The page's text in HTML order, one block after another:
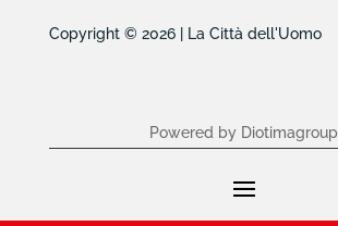
Copyright © 2026 | La Città dell'Uomo
Powered by Diotimagroup